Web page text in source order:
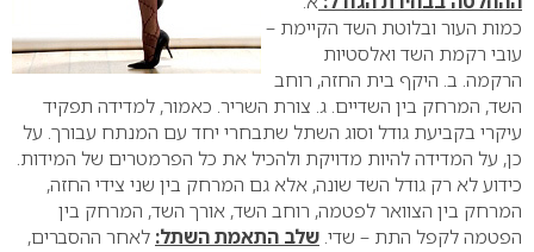
כמות העור ובלוטת השד הקיימת –
עובי רקמת השד ואלסטיות
הרקמה. ב. היקף בית החזה, רוחב
השד, המרחק בין השדיים. ג. צורת השריר. כאמור, למדידה תפקיד
עיקרי בקביעת גודל וסוג השתל שתבחרי יחד עם המנתח עבורך. על
כן, על המדידה להיות מדויקת ולהכיל את כל הפרמטרים של המידות.
כידוע לא רק גודל השד שונה, אלא גם המרחק בין שני צידי החזה,
המרחק בין הצוואר לפטמה, רוחב השד, אורך השד, המרחק בין
הפטמה לקפל התת – שדי. שלב התאמת השתל: לאחר ההסברים,